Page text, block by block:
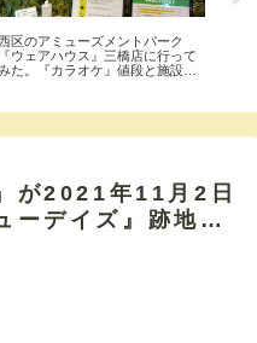
区のアミューズメントパーク
『ウェアハウス』三橋店に行って
た。『カラオケ』値段と施設を
が2021年11月2日
ーデイズ』跡地…